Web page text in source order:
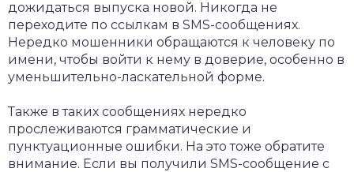
дожидаться выпуска новой. Никогда не
переходите по ссылкам в SMS-сообщениях.
Нередко мошенники обращаются к человеку по
имени, чтобы войти к нему в доверие, особенно в
уменьшительно-ласкательной форме.
Также в таких сообщениях нередко
прослеживаются грамматические и
пунктуационные ошибки. На это тоже обратите
внимание. Если вы получили SMS-сообщение с